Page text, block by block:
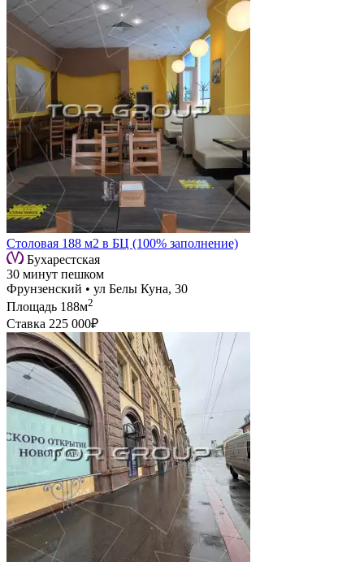
Столовая 188 м2 в БЦ (100% заполнение)
Бухарестская
30 минут пешком
Фрунзенский • ул Белы Куна, 30
Площадь 188м2
Ставка 225 000₽